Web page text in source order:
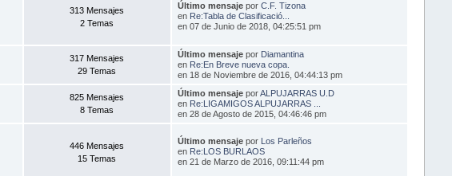
313 Mensajes
2 Temas
Último mensaje porC.F. Tizona
en Re:Tabla de Clasificació...
en 07 de Junio de 2018, 04:25:51 pm
317 Mensajes
29 Temas
Último mensaje por Diamantina
en Re:En Breve nueva copa.
en 18 de Noviembre de 2016, 04:44:13 pm
825 Mensajes
8 Temas
Último mensaje porALPUJARRAS U.D
en Re:LIGAMIGOS ALPUJARRAS ...
en 28 de Agosto de 2015, 04:46:46 pm
446 Mensajes
15 Temas
Último mensaje por Los Parleños
en Re:LOS BURLAOS
en 21 de Marzo de 2016, 09:11:44 pm